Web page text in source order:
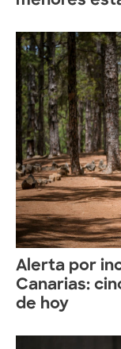
Alerta por
Canarias:
de hoy